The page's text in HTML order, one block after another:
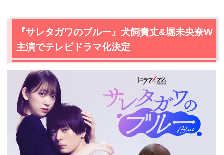
1.2 主演：堀未央奈
1.3原作：セモトちか
2.『サレタガワのブルー』作品情報
2.1あらすじ
『サレタガワのブルー』犬飼貴丈&堀未央奈W
主演でテレビドラマ化決定